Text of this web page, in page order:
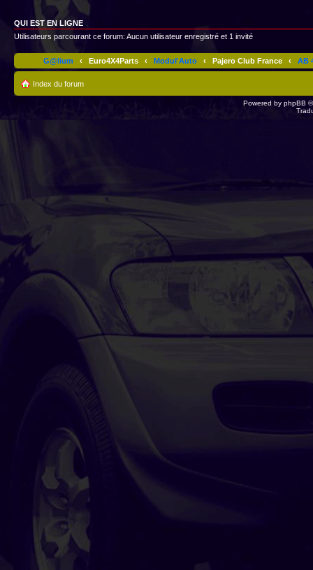
QUI EST EN LIGNE
Utilisateurs parcourant ce forum: Aucun utilisateur enregistré et 1 invité
G@lium ‹ Euro4X4Parts ‹ Modul'Auto ‹ Pajero Club France ‹ AB
Index du forum
Powered by phpBB